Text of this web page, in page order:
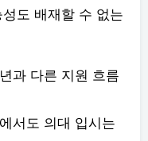
도 배재할 수 없는
과 다른 지원 흐름
서도 의대 입시는